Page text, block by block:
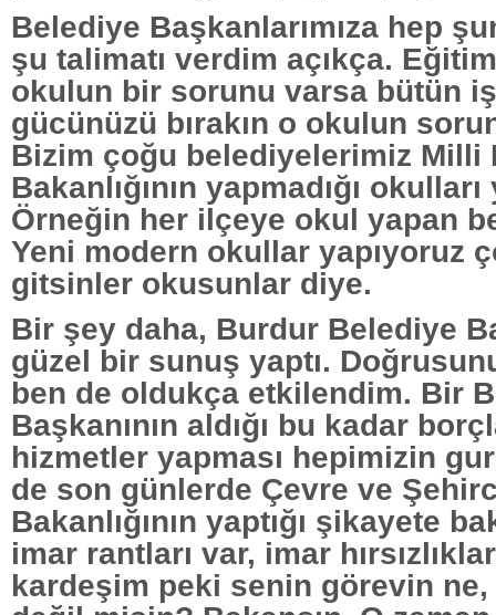
Belediye Başkanlarımıza hep
şu talimatı verdim açıkça.
okulun bir sorunu varsa bütün
gücünüzü bırakın o okulun
Bizim çoğu belediyelerimiz Milli
Bakanlığının yapmadığı okulları
Örneğin her ilçeye okul yapan
Yeni modern okullar yapıyoruz
gitsinler okusunlar diye.
Bir şey daha, Burdur Belediye
güzel bir sunuş yaptı.
ben de oldukça etkilendim. Bir
Başkanının aldığı bu kadar
hizmetler yapması hepimizin
de son günlerde Çevre ve
Bakanlığının yaptığı şikayete
imar rantları var, imar
kardeşim peki senin görevin